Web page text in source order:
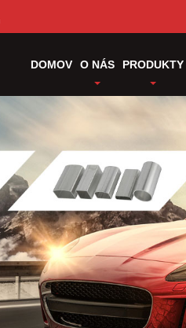
DOMOV O NÁS PRODUKTY